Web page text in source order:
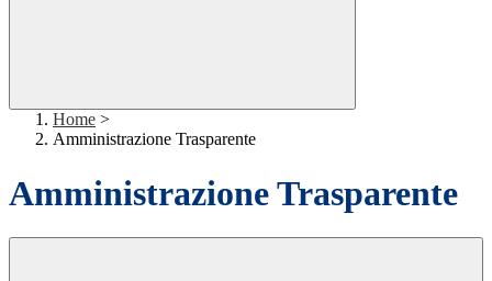
Home >
Amministrazione Trasparente
Amministrazione Trasparente